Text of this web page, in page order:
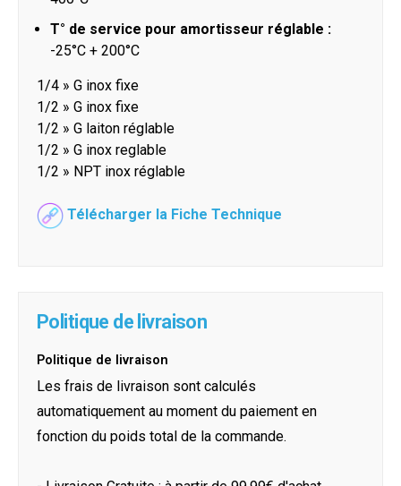
T° de service pour amortisseur réglable :
-25°C + 200°C
1/4 » G inox fixe
1/2 » G inox fixe
1/2 » G laiton réglable
1/2 » G inox reglable
1/2 » NPT inox réglable
Télécharger la Fiche Technique
Politique de livraison
Politique de livraison
Les frais de livraison sont calculés
automatiquement au moment du paiement en
fonction du poids total de la commande.